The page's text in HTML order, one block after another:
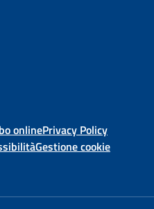
onlinePrivacy Policy
Gestione cookie